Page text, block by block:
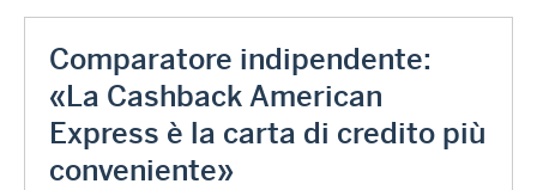
Comparatore indipendente:
«La Cashback American
Express è la carta di credito più
conveniente»